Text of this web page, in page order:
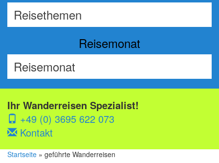
Reisemonat
Ihr Wanderreisen Spezialist!
+49 (0) 3695 622 073
Kontakt
Startseite » geführte Wanderreisen